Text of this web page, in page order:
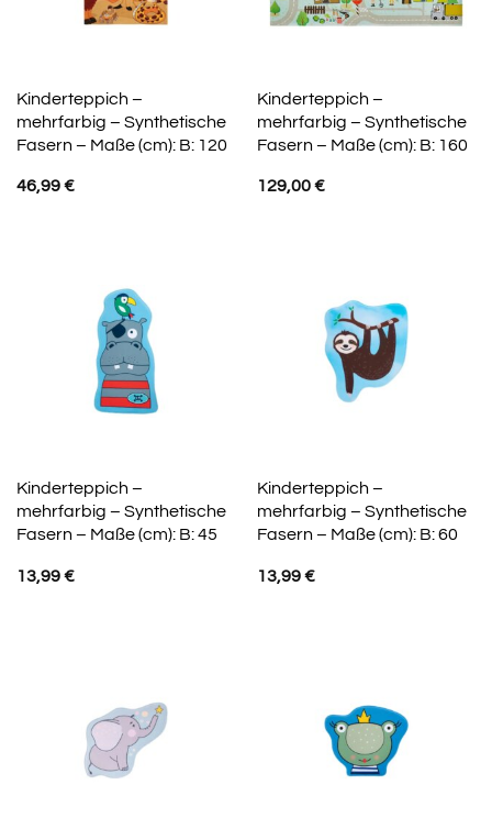
Kinderteppich –
mehrfarbig – Synthetische
Fasern – Maße (cm): B: 120
46,99€
Kinderteppich –
mehrfarbig – Synthetische
Fasern – Maße (cm): B: 160
129,00€
Kinderteppich –
mehrfarbig – Synthetische
Fasern – Maße (cm): B: 45
13,99€
Kinderteppich –
mehrfarbig – Synthetische
Fasern – Maße (cm): B: 60
13,99€